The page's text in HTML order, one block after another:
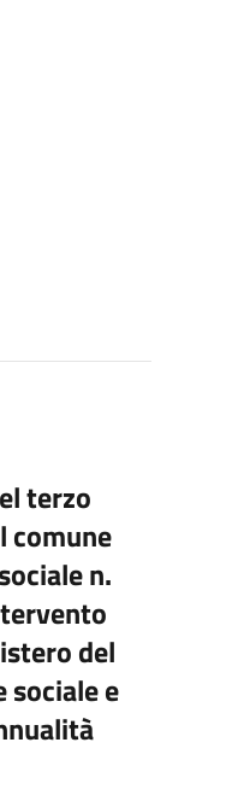
terzo
comune
n.
del
sociale e